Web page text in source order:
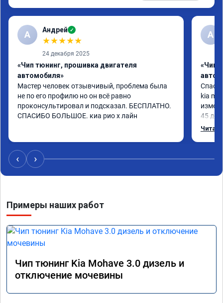
А Андрей ✓
★★★★★
24 декабря 2025
«Чип тюнинг, прошивка двигателя
автомобиля»
Мастер человек отзывчивый, проблема была
не по его профилю но он всё равно
проконсультировал и подсказал. БЕСПЛАТНО.
СПАСИБО БОЛЬШОЕ. киа рио х лайн
A
«Чип
kia
45
‹ ›
Примеры наших работ
Чип тюнинг Kia Mohave 3.0 дизель и
отключение мочевины